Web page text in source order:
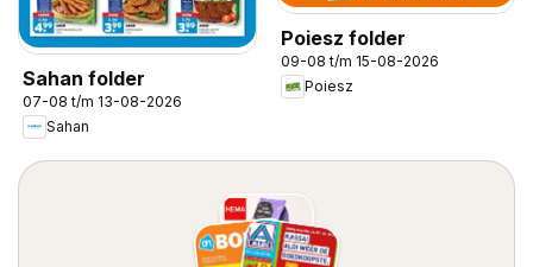
Sahan folder
07-08 t/m 13-08-2026
Sahan
Poiesz folder
09-08 t/m 15-08-2026
Poiesz